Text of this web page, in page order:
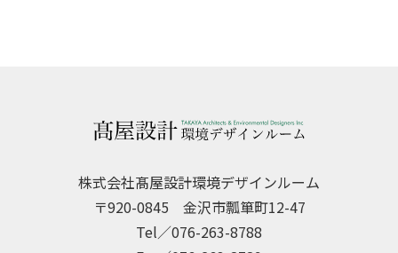
株式会社髙屋設計環境デザインルーム
〒920-0845 金沢市瓢箪町12-47
Tel／076-263-8788